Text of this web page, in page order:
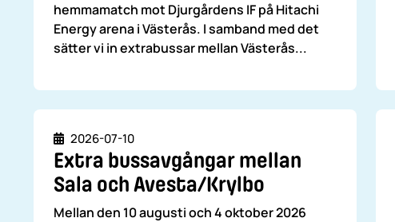
hemmamatch mot Djurgårdens IF på Hitachi
Energy arena i Västerås. I samband med det
sätter vi in extrabussar mellan Västerås...
Datum
2026-07-10
Extra bussavgångar mellan
Sala och Avesta/Krylbo
Mellan den 10 augusti och 4 oktober 2026